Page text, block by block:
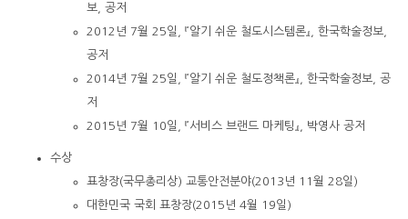
보, 공저
2012년 7월 25일, 『알기 쉬운 철도시스템론』, 한국학술정보,
공저
2014년 7월 25일, 『알기 쉬운 철도정책론』, 한국학술정보, 공
저
2015년 7월 10일, 『서비스 브랜드 마케팅』, 박영사 공저
수상
표창장(국무총리상) 교통안전분야(2013년 11월 28일)
대한민국 국회 표창장(2015년 4월 19일)